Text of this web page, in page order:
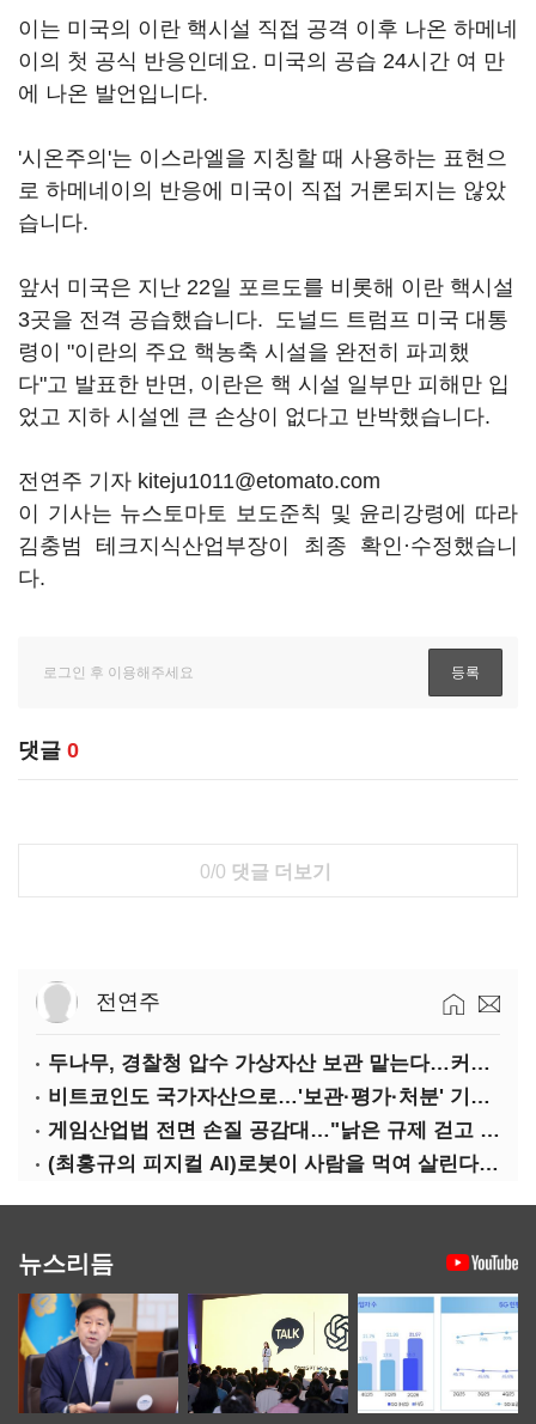
이는 미국의 이란 핵시설 직접 공격 이후 나온 하메네
이의 첫 공식 반응인데요. 미국의 공습 24시간 여 만
에 나온 발언입니다.
'시온주의'는 이스라엘을 지칭할 때 사용하는 표현으
로 하메네이의 반응에 미국이 직접 거론되지는 않았
습니다.
앞서 미국은 지난 22일 포르도를 비롯해 이란 핵시설
3곳을 전격 공습했습니다. 도널드 트럼프 미국 대통
령이 "이란의 주요 핵농축 시설을 완전히 파괴했
다"고 발표한 반면, 이란은 핵 시설 일부만 피해만 입
었고 지하 시설엔 큰 손상이 없다고 반박했습니다.
전연주 기자 kiteju1011@etomato.com
이 기사는 뉴스토마토 보도준칙 및 윤리강령에 따라
김충범 테크지식산업부장이 최종 확인·수정했습니
다.
댓글 0
0/0 댓글 더보기
전연주
두나무, 경찰청 압수 가상자산 보관 맡는다…커스터디 사업 최종 낙찰
비트코인도 국가자산으로…'보관·평가·처분' 기준은 숙제
게임산업법 전면 손질 공감대…"낡은 규제 걷고 안전장치 촘촘히 해야"
(최홍규의 피지컬 AI)로봇이 사람을 먹여 살린다, 그런데 언제 먹여야 할지는 모른다
뉴스리듬